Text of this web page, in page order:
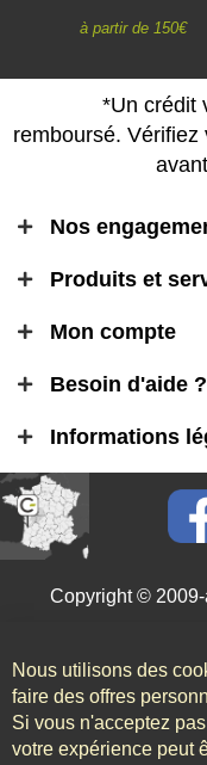
à partir de 150€
*Un crédit
remboursé.
Nos
Produits et
Mon compte
Besoin d'aide ?
Informations
Copyright ©
Nous utilisons des
faire des offres
Si vous n'acceptez
votre expérience peut